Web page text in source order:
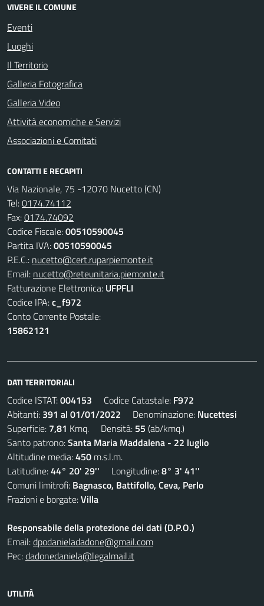
VIVERE IL COMUNE
Eventi
Luoghi
Il Territorio
Galleria Fotografica
Galleria Video
Attività economiche e Servizi
Associazioni e Comitati
CONTATTI E RECAPITI
Via Nazionale, 75 -12070 Nucetto (CN)
Tel:0174.74112
Fax:0174.74092
Codice Fiscale:00510590045
Partita IVA:00510590045
P.E.C.: nucetto@cert.ruparpiemonte.it
Email: nucetto@reteunitaria.piemonte.it
Fatturazione Elettronica: UFPFLI
Codice IPA:c_f972
Conto Corrente Postale:
15862121
DATI TERRITORIALI
Codice ISTAT:004153 Codice Catastale: F972
Abitanti: 391 al 01/01/2022 Denominazione: Nucettesi
Superficie: 7,81 Kmq. Densità: 55 (ab/kmq.)
Santo patrono:Santa Maria Maddalena - 22 luglio
Altitudine media:450 m.s.l.m.
Latitudine:44° 20' 29'' Longitudine:8° 3' 41''
Comuni limitrofi: Bagnasco, Battifollo, Ceva, Perlo
Frazioni e borgate:Villa
Responsabile della protezione dei dati (D.P.O.)
Email:dpodanieladadone@gmail.com
Pec:dadonedaniela@legalmail.it
UTILITÀ